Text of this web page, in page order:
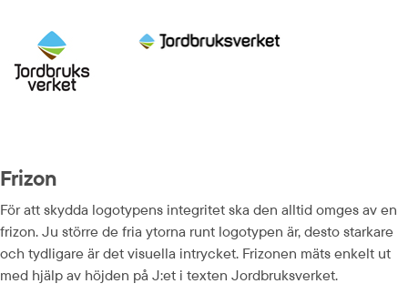
Frizon
För att skydda logotypens integritet ska den alltid omges av en
frizon. Ju större de fria ytorna runt logotypen är, desto starkare
och tydligare är det visuella intrycket. Frizonen mäts enkelt ut
med hjälp av höjden på J:et i texten Jordbruksverket.